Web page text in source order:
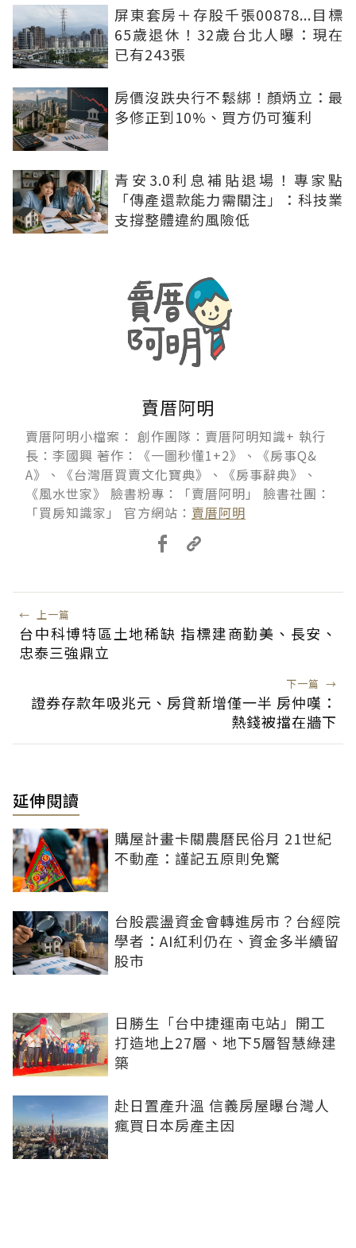
屏東套房＋存股千張00878...目標
65歲退休！32歲台北人曝：現在
已有243張
房價沒跌央行不鬆綁！顏炳立：最
多修正到10%、買方仍可獲利
青安3.0利息補貼退場！專家點
「傳產還款能力需關注」：科技業
支撐整體違約風險低
賣厝阿明
賣厝阿明小檔案： 創作團隊：賣厝阿明知識+ 執行
長：李國興 著作：《一圖秒懂1+2》、《房事Q&
A》、《台灣厝買賣文化寶典》、《房事辭典》、
《風水世家》 臉書粉專：「賣厝阿明」 臉書社團：
「買房知識家」 官方網站： 賣厝阿明
← 上一篇
台中科博特區土地稀缺 指標建商勤美、長安、
忠泰三強鼎立
下一篇 →
證券存款年吸兆元、房貸新增僅一半 房仲嘆：
熱錢被擋在牆下
延伸閱讀
購屋計畫卡關農曆民俗月 21世紀
不動產：謹記五原則免驚
台股震盪資金會轉進房市？台經院
學者：AI紅利仍在、資金多半續留
股市
日勝生「台中捷運南屯站」開工
打造地上27層、地下5層智慧綠建
築
赴日置產升溫 信義房屋曝台灣人
瘋買日本房產主因